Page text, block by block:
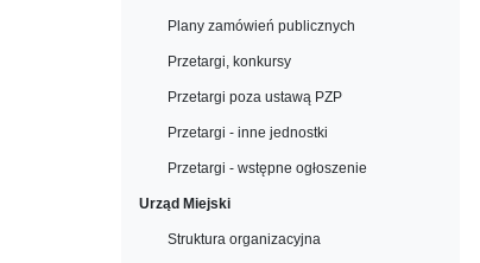
Plany zamówień publicznych
Przetargi, konkursy
Przetargi poza ustawą PZP
Przetargi - inne jednostki
Przetargi - wstępne ogłoszenie
Urząd Miejski
Struktura organizacyjna